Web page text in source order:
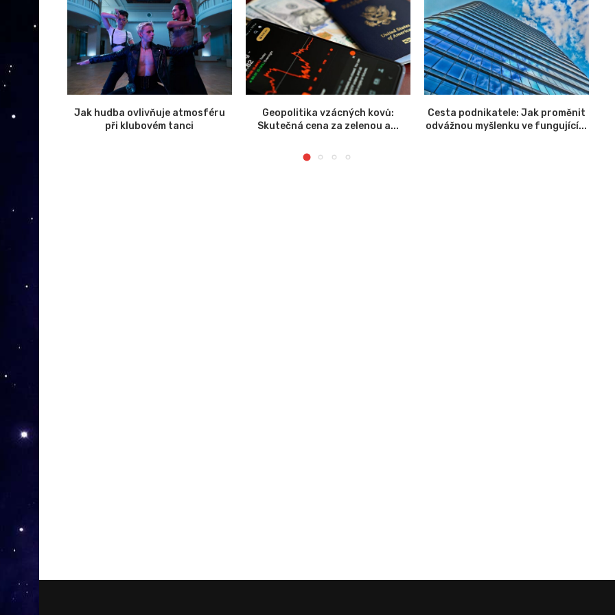
zlevňují,
Jak hudba ovlivňuje atmosféru
při klubovém tanci
Geopolitika vzácných kovů:
Skutečná cena za zelenou a...
Cesta podnikatele: Jak proměnit
odvážnou myšlenku ve fungující...